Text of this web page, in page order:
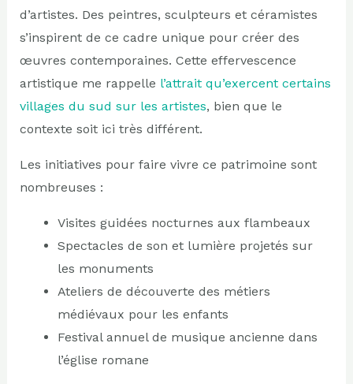
d’artistes. Des peintres, sculpteurs et céramistes
s’inspirent de ce cadre unique pour créer des
œuvres contemporaines. Cette effervescence
artistique me rappelle l’attrait qu’exercent certains
villages du sud sur les artistes, bien que le
contexte soit ici très différent.
Les initiatives pour faire vivre ce patrimoine sont
nombreuses :
Visites guidées nocturnes aux flambeaux
Spectacles de son et lumière projetés sur
les monuments
Ateliers de découverte des métiers
médiévaux pour les enfants
Festival annuel de musique ancienne dans
l’église romane